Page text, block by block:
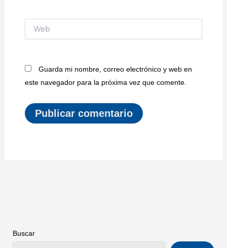
Guarda mi nombre, correo electrónico y web en
este navegador para la próxima vez que comente.
Buscar